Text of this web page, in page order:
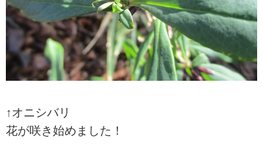
↑オニシバリ
花が咲き始めました！